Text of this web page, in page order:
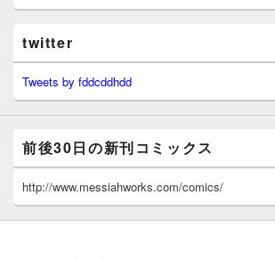
twitter
Tweets by fddcddhdd
前後30日の新刊コミックス
http://www.messiahworks.com/comics/